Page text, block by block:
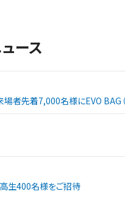
ース
場者先着7,000名様にEVO BAG
生400名様をご招待